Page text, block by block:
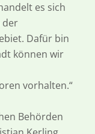
es sich
der
Dafür bin
können wir
vorhalten.“
Behörden